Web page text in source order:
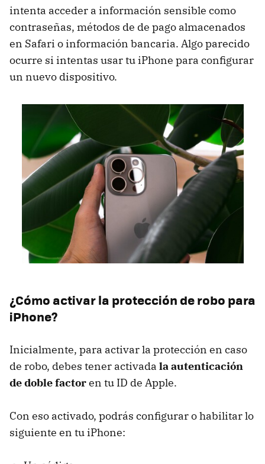
intenta acceder a información sensible como
contraseñas, métodos de de pago almacenados
en Safari o información bancaria. Algo parecido
ocurre si intentas usar tu iPhone para configurar
un nuevo dispositivo.
¿Cómo activar la protección de robo para
iPhone?
Inicialmente, para activar la protección en caso
de robo, debes tener activada la autenticación
de doble factoren tu ID de Apple.
Con eso activado, podrás configurar o habilitar lo
siguiente en tu iPhone: